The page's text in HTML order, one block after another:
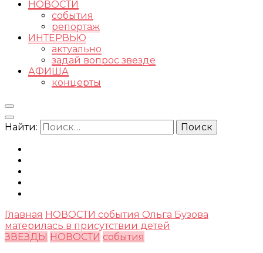
НОВОСТИ
события
репортаж
ИНТЕРВЬЮ
актуально
задай вопрос звезде
АФИША
концерты
Найти:
Главная НОВОСТИ события Ольга Бузова
материлась в присутствии детей
ЗВЕЗДЫ НОВОСТИ события